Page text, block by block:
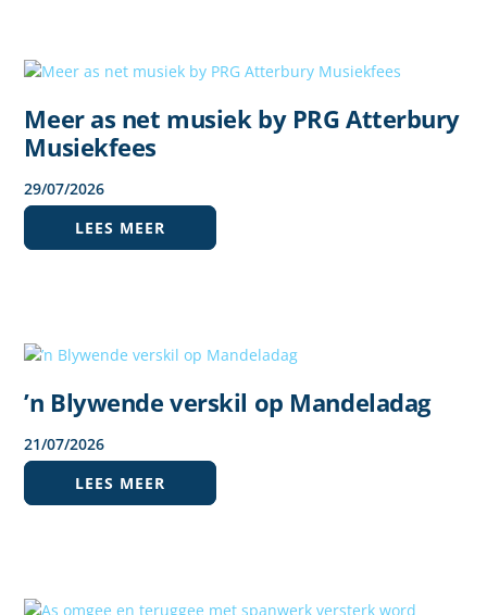
Meer as net musiek by PRG Atterbury
Musiekfees
29/07/2026
LEES MEER
’n Blywende verskil op Mandeladag
21/07/2026
LEES MEER